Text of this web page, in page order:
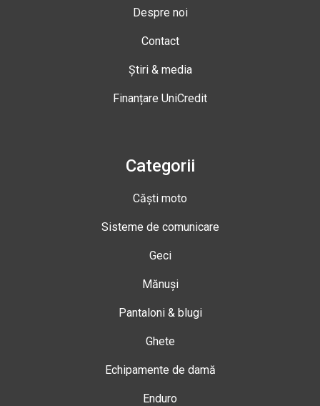
Despre noi
Contact
Știri & media
Finanțare UniCredit
Categorii
Căști moto
Sisteme de comunicare
Geci
Mănuși
Pantaloni & blugi
Ghete
Echipamente de damă
Enduro